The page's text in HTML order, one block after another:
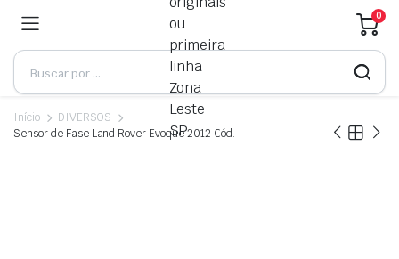
0
Início
DIVERSOS
Sensor de Fase Land Rover Evoque 2012 Cód.